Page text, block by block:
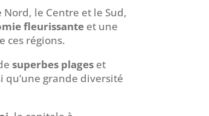
le Centre et le Sud,
fleurissante et une
ces régions.
superbes plages et
qu’une grande diversité